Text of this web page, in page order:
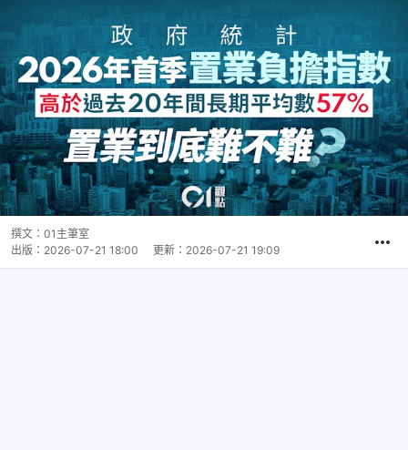
撰文： 01主筆室
出版： 2026-07-21 18:00 更新： 2026-07-21 19:09